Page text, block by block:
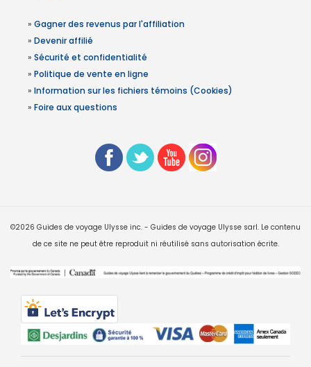
» Gagner des revenus par l'affiliation
» Devenir affilié
» Sécurité et confidentialité
» Politique de vente en ligne
» Information sur les fichiers témoins (Cookies)
» Foire aux questions
©2026 Guides de voyage Ulysse inc. - Guides de voyage Ulysse sarl. Le contenu
de ce site ne peut être reproduit ni réutilisé sans autorisation écrite.